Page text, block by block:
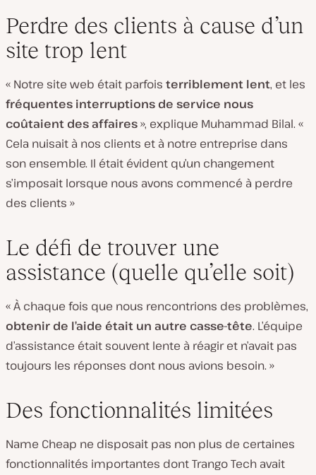
Perdre des clients à cause d’un
site trop lent
« Notre site web était parfois terriblement lent, et les
fréquentes interruptions de service nous
coûtaient des affaires», explique Muhammad Bilal. «
Cela nuisait à nos clients et à notre entreprise dans
son ensemble. Il était évident qu’un changement
s’imposait lorsque nous avons commencé à perdre
des clients »
Le défi de trouver une
assistance (quelle qu’elle soit)
« À chaque fois que nous rencontrions des problèmes,
obtenir de l’aide était un autre casse-tête. L’équipe
d’assistance était souvent lente à réagir et n’avait pas
toujours les réponses dont nous avions besoin. »
Des fonctionnalités limitées
Name Cheap ne disposait pas non plus de certaines
fonctionnalités importantes dont Trango Tech avait